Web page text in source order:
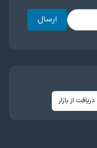
ارسال
دریافت از بازار